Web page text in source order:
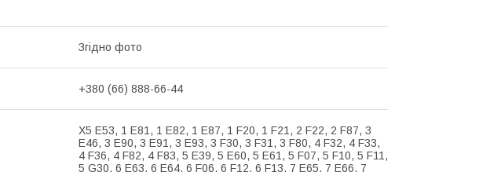
Згідно фото
+380 (66) 888-66-44
X5 E53, 1 E81, 1 E82, 1 E87, 1 F20, 1 F21, 2 F22, 2 F87, 3
E46, 3 E90, 3 E91, 3 E93, 3 F30, 3 F31, 3 F80, 4 F32, 4 F33,
4 F36, 4 F82, 4 F83, 5 E39, 5 E60, 5 E61, 5 F07, 5 F10, 5 F11,
5 G30, 6 E63, 6 E64, 6 F06, 6 F12, 6 F13, 7 E65, 7 E66, 7